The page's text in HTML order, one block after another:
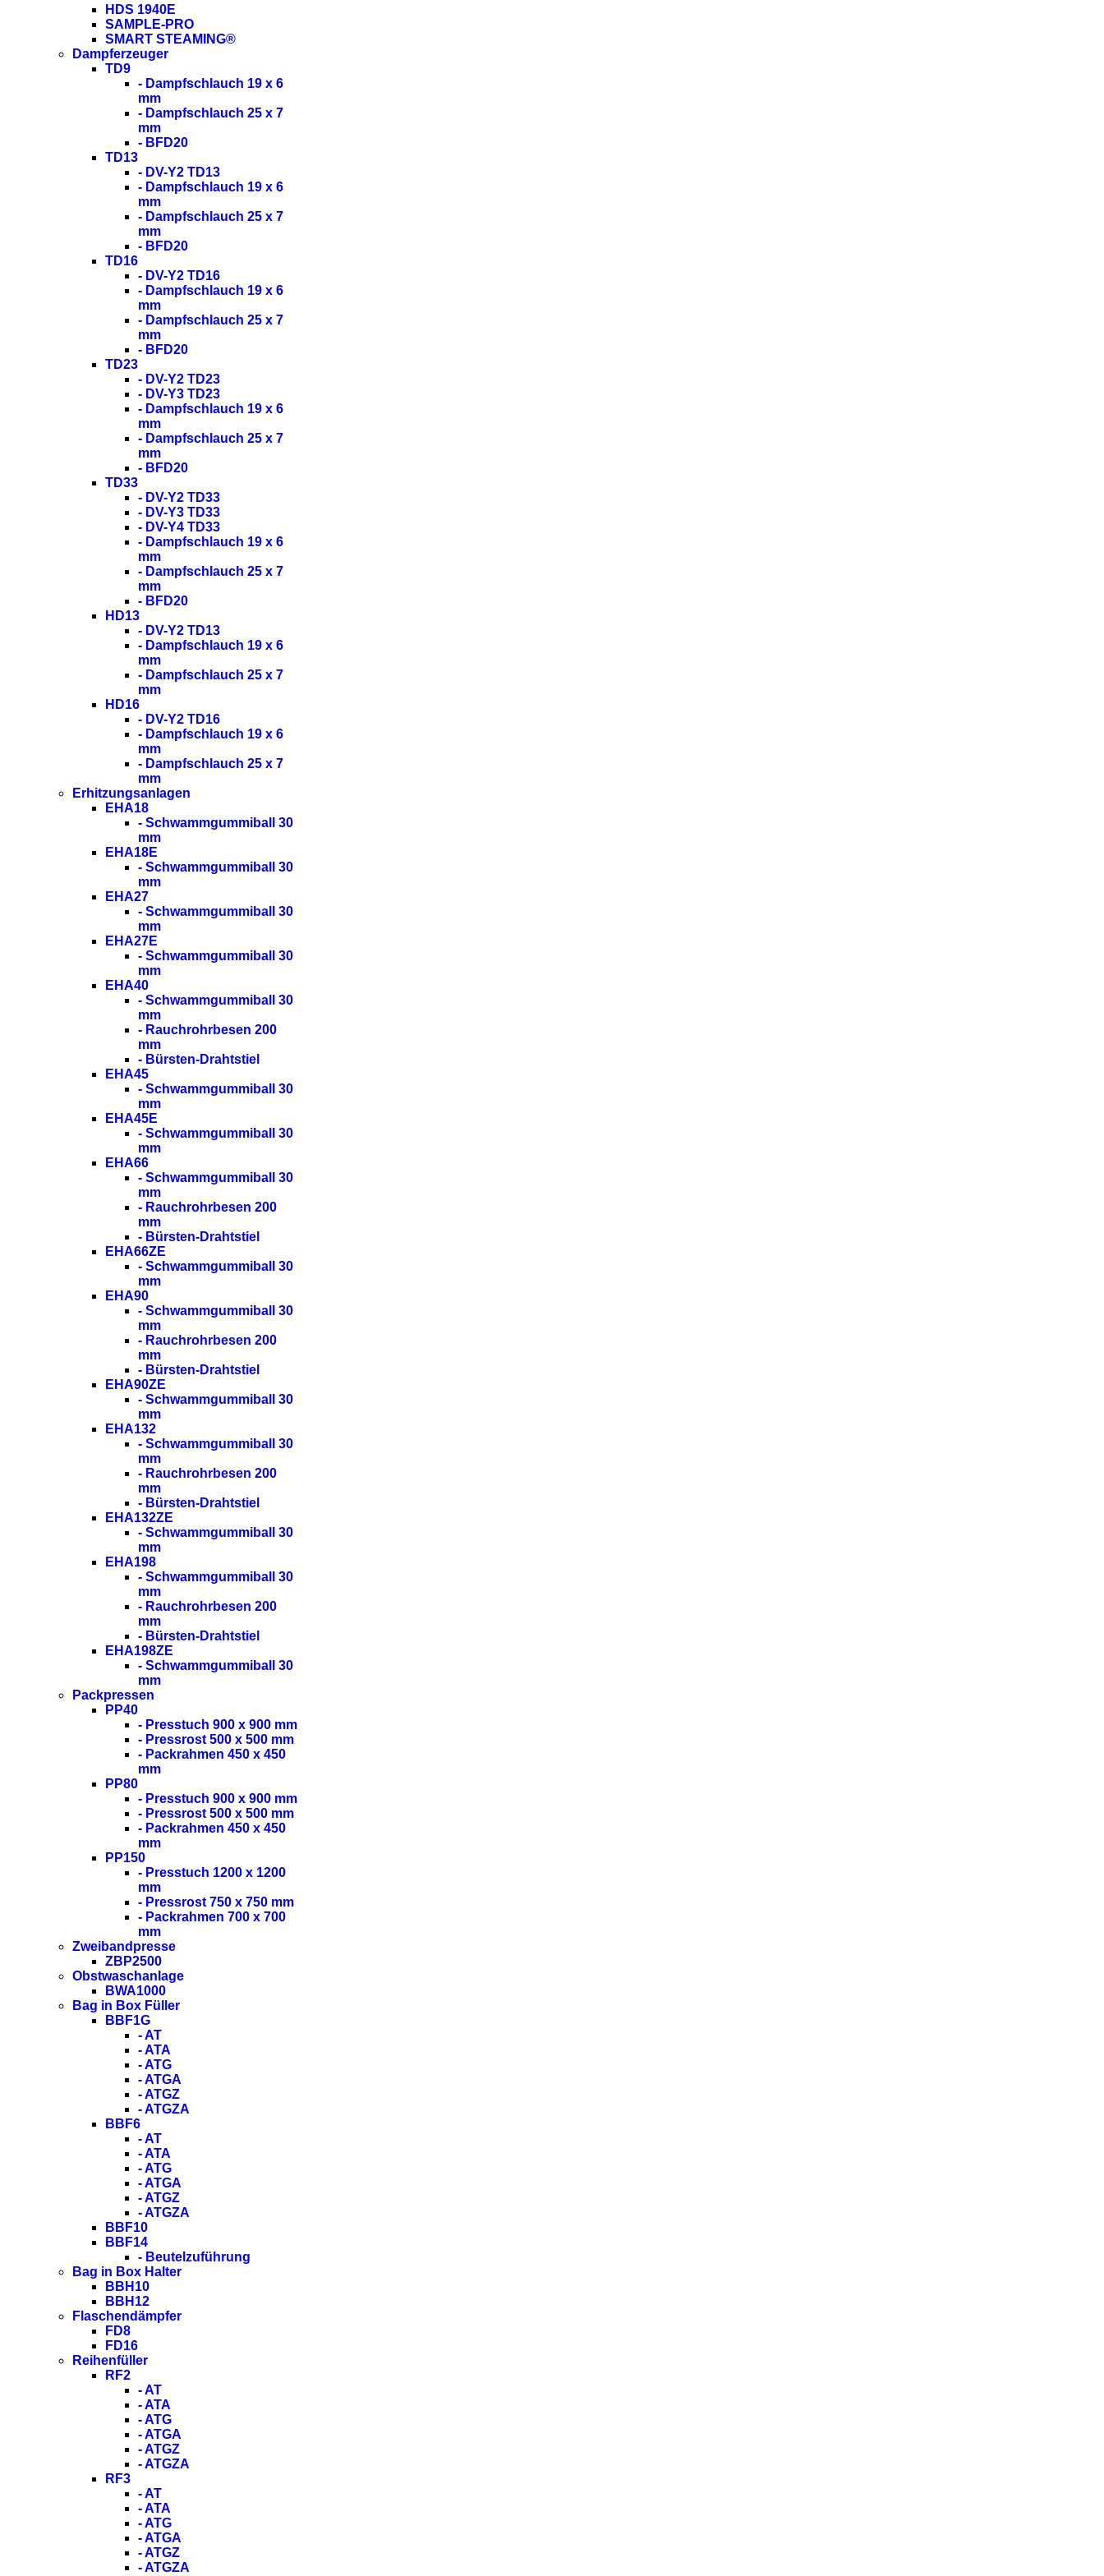
HDS 1940E
SAMPLE-PRO
SMART STEAMING®
Dampferzeuger
TD9
- Dampfschlauch 19 x 6
mm
- Dampfschlauch 25 x 7
mm
- BFD20
TD13
- DV-Y2 TD13
- Dampfschlauch 19 x 6
mm
- Dampfschlauch 25 x 7
mm
- BFD20
TD16
- DV-Y2 TD16
- Dampfschlauch 19 x 6
mm
- Dampfschlauch 25 x 7
mm
- BFD20
TD23
- DV-Y2 TD23
- DV-Y3 TD23
- Dampfschlauch 19 x 6
mm
- Dampfschlauch 25 x 7
mm
- BFD20
TD33
- DV-Y2 TD33
- DV-Y3 TD33
- DV-Y4 TD33
- Dampfschlauch 19 x 6
mm
- Dampfschlauch 25 x 7
mm
- BFD20
HD13
- DV-Y2 TD13
- Dampfschlauch 19 x 6
mm
- Dampfschlauch 25 x 7
mm
HD16
- DV-Y2 TD16
- Dampfschlauch 19 x 6
mm
- Dampfschlauch 25 x 7
mm
Erhitzungsanlagen
EHA18
- Schwammgummiball 30
mm
EHA18E
- Schwammgummiball 30
mm
EHA27
- Schwammgummiball 30
mm
EHA27E
- Schwammgummiball 30
mm
EHA40
- Schwammgummiball 30
mm
- Rauchrohrbesen 200
mm
- Bürsten-Drahtstiel
EHA45
- Schwammgummiball 30
mm
EHA45E
- Schwammgummiball 30
mm
EHA66
- Schwammgummiball 30
mm
- Rauchrohrbesen 200
mm
- Bürsten-Drahtstiel
EHA66ZE
- Schwammgummiball 30
mm
EHA90
- Schwammgummiball 30
mm
- Rauchrohrbesen 200
mm
- Bürsten-Drahtstiel
EHA90ZE
- Schwammgummiball 30
mm
EHA132
- Schwammgummiball 30
mm
- Rauchrohrbesen 200
mm
- Bürsten-Drahtstiel
EHA132ZE
- Schwammgummiball 30
mm
EHA198
- Schwammgummiball 30
mm
- Rauchrohrbesen 200
mm
- Bürsten-Drahtstiel
EHA198ZE
- Schwammgummiball 30
mm
Packpressen
PP40
- Presstuch 900 x 900 mm
- Pressrost 500 x 500 mm
- Packrahmen 450 x 450
mm
PP80
- Presstuch 900 x 900 mm
- Pressrost 500 x 500 mm
- Packrahmen 450 x 450
mm
PP150
- Presstuch 1200 x 1200
mm
- Pressrost 750 x 750 mm
- Packrahmen 700 x 700
mm
Zweibandpresse
ZBP2500
Obstwaschanlage
BWA1000
Bag in Box Füller
BBF1G
- AT
- ATA
- ATG
- ATGA
- ATGZ
- ATGZA
BBF6
- AT
- ATA
- ATG
- ATGA
- ATGZ
- ATGZA
BBF10
BBF14
- Beutelzuführung
Bag in Box Halter
BBH10
BBH12
Flaschendämpfer
FD8
FD16
Reihenfüller
RF2
- AT
- ATA
- ATG
- ATGA
- ATGZ
- ATGZA
RF3
- AT
- ATA
- ATG
- ATGA
- ATGZ
- ATGZA